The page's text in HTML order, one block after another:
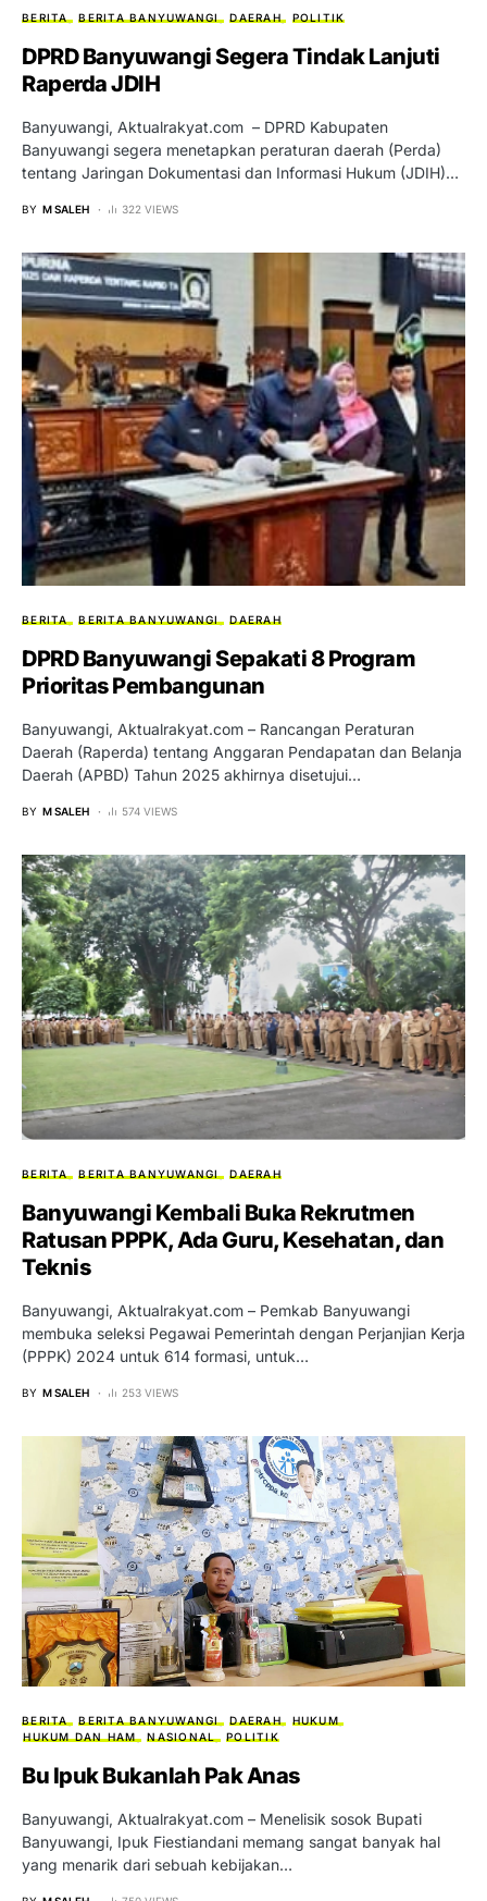
BERITA BERITA BANYUWANGI DAERAH POLITIK
DPRD Banyuwangi Segera Tindak Lanjuti
Raperda JDIH
Banyuwangi, Aktualrakyat.com – DPRD Kabupaten
Banyuwangi segera menetapkan peraturan daerah (Perda)
tentang Jaringan Dokumentasi dan Informasi Hukum (JDIH)…
BY M SALEH 322 VIEWS
BERITA BERITA BANYUWANGI DAERAH
DPRD Banyuwangi Sepakati 8 Program
Prioritas Pembangunan
Banyuwangi, Aktualrakyat.com – Rancangan Peraturan
Daerah (Raperda) tentang Anggaran Pendapatan dan Belanja
Daerah (APBD) Tahun 2025 akhirnya disetujui…
BY M SALEH 574 VIEWS
BERITA BERITA BANYUWANGI DAERAH
Banyuwangi Kembali Buka Rekrutmen
Ratusan PPPK, Ada Guru, Kesehatan, dan
Teknis
Banyuwangi, Aktualrakyat.com – Pemkab Banyuwangi
membuka seleksi Pegawai Pemerintah dengan Perjanjian Kerja
(PPPK) 2024 untuk 614 formasi, untuk…
BY M SALEH 253 VIEWS
BERITA BERITA BANYUWANGI DAERAH
HUKUM
HUKUM DAN HAM
NASIONAL POLITIK
Bu Ipuk Bukanlah Pak Anas
Banyuwangi, Aktualrakyat.com – Menelisik sosok Bupati
Banyuwangi, Ipuk Fiestiandani memang sangat banyak hal
yang menarik dari sebuah kebijakan…